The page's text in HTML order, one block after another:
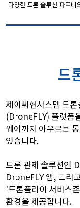
다양한 드론 솔루션 파트너
드
제이씨현시스템 드
(DroneFLY) 플랫폼
웨어까지 아우르는
있습니다.
드론 관제 솔루션인
DroneFLY 앱, 그리
'드론플라이 서비스
환경을 제공합니다.